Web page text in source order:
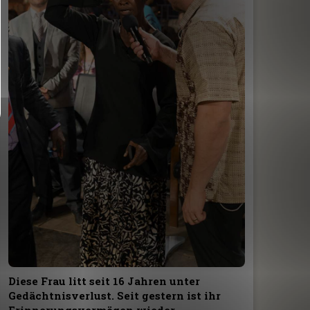
Diese Frau litt seit 16 Jahren unter
Gedächtnisverlust. Seit gestern ist ihr